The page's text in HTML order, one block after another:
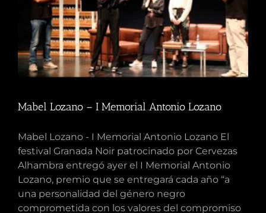
Mabel Lozano – I Memorial Antonio Lozano
Mabel Lozano - I Memorial Antonio Lozano El
festival Granada Noir patrocinado por Cervezas
Alhambra entregó ayer el I Memorial Antonio
Lozano, premio que se entregará cada año “a
una personalidad del género negro
comprometida con los valores del compromiso